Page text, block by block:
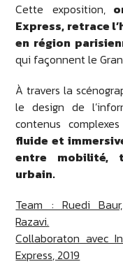
Cette exposition,
Express, retrace
en région
qui façonnent le
À travers la
le design de
contenus
fluide et
entre mobilité,
urbain.
Team : Ruedi
Razavi.
Collaboraton avec
Express, 2019